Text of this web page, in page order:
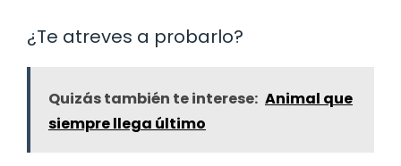
¿Te atreves a probarlo?
Quizás también te interese: Animal que
siempre llega último